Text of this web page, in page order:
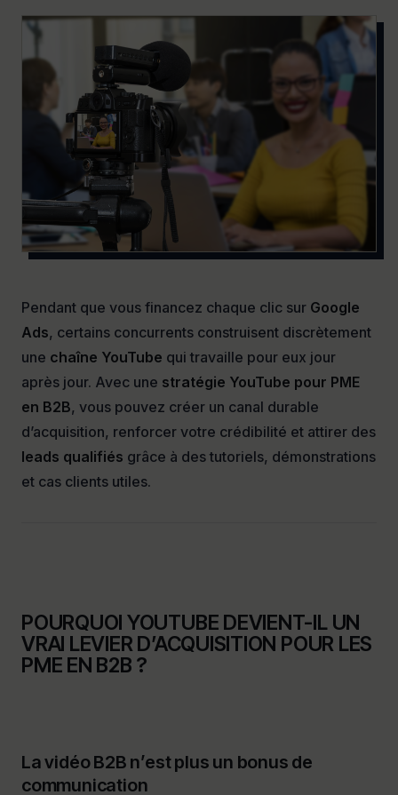
Pendant que vous financez chaque clic sur Google
Ads, certains concurrents construisent discrètement
une chaîne YouTube qui travaille pour eux jour
après jour. Avec une stratégie YouTube pour PME
en B2B, vous pouvez créer un canal durable
d’acquisition, renforcer votre crédibilité et attirer des
leads qualifiés grâce à des tutoriels, démonstrations
et cas clients utiles.
POURQUOI YOUTUBE DEVIENT-IL UN
VRAI LEVIER D’ACQUISITION POUR LES
PME EN B2B ?
La vidéo B2B n’est plus un bonus de
communication